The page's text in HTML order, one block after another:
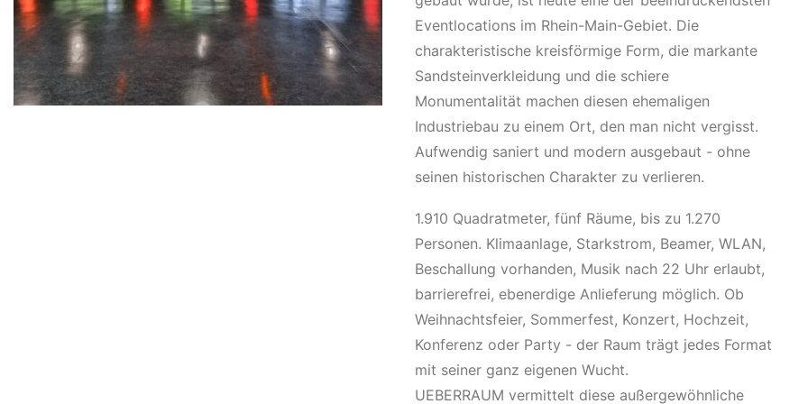
Eventlocations im Rhein-Main-Gebiet. Die
charakteristische kreisförmige Form, die markante
Sandsteinverkleidung und die schiere
Monumentalität machen diesen ehemaligen
Industriebau zu einem Ort, den man nicht vergisst.
Aufwendig saniert und modern ausgebaut - ohne
seinen historischen Charakter zu verlieren.
1.910 Quadratmeter, fünf Räume, bis zu 1.270
Personen. Klimaanlage, Starkstrom, Beamer, WLAN,
Beschallung vorhanden, Musik nach 22 Uhr erlaubt,
barrierefrei, ebenerdige Anlieferung möglich. Ob
Weihnachtsfeier, Sommerfest, Konzert, Hochzeit,
Konferenz oder Party - der Raum trägt jedes Format
mit seiner ganz eigenen Wucht.
UEBERRAUM vermittelt diese außergewöhnliche